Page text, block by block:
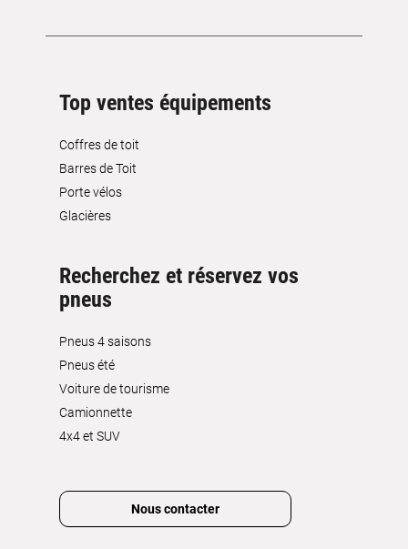
Top ventes équipements
Coffres de toit
Barres de Toit
Porte vélos
Glacières
Recherchez et réservez vos
pneus
Pneus 4 saisons
Pneus été
Voiture de tourisme
Camionnette
4x4 et SUV
Nous contacter